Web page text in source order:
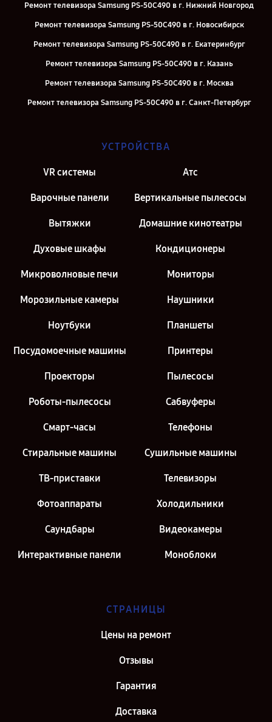
Ремонт телевизора Samsung PS-50C490 в г. Нижний Новгород
Ремонт телевизора Samsung PS-50C490 в г. Новосибирск
Ремонт телевизора Samsung PS-50C490 в г. Екатеринбург
Ремонт телевизора Samsung PS-50C490 в г. Казань
Ремонт телевизора Samsung PS-50C490 в г. Москва
Ремонт телевизора Samsung PS-50C490 в г. Санкт-Петербург
УСТРОЙСТВА
VR системы Атс
Варочные панели Вертикальные пылесосы
Вытяжки Домашние кинотеатры
Духовые шкафы Кондиционеры
Микроволновые печи Мониторы
Морозильные камеры Наушники
Ноутбуки Планшеты
Посудомоечные машины Принтеры
Проекторы Пылесосы
Роботы-пылесосы Сабвуферы
Смарт-часы Телефоны
Стиральные машины Сушильные машины
ТВ-приставки Телевизоры
Фотоаппараты Холодильники
Саундбары Видеокамеры
Интерактивные панели Моноблоки
СТРАНИЦЫ
Цены на ремонт
Отзывы
Гарантия
Доставка